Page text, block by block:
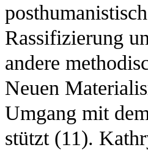
Rassifizierung
andere
Neuen
Umgang mit
stützt (11).